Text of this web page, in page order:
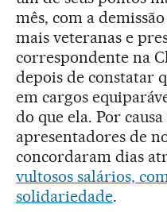
mês, com a
mais veteranas e
correspondente na
depois de constatar
em cargos
do que ela. Por
apresentadores de
concordaram dias
vultosos salários,
solidariedade.